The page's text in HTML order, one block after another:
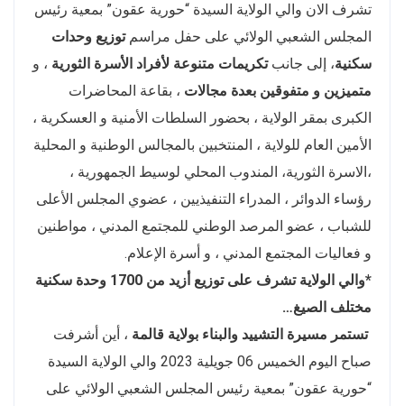
تشرف الان والي الولاية السيدة “حورية عقون” بمعية رئيس
المجلس الشعبي الولائي على حفل مراسمتوزيع وحدات
سكنية، إلى جانبتكريمات متنوعة لأفراد الأسرة الثورية ، و
متميزين و متفوقين بعدة مجالات ، بقاعة المحاضرات
الكبرى بمقر الولاية ، بحضور السلطات الأمنية و العسكرية ،
الأمين العام للولاية ، المنتخبين بالمجالس الوطنية و المحلية
،الاسرة الثورية، المندوب المحلي لوسيط الجمهورية ،
رؤساء الدوائر ، المدراء التنفيذيين ، عضوي المجلس الأعلى
للشباب ، عضو المرصد الوطني للمجتمع المدني ، مواطنين
و فعاليات المجتمع المدني ، و أسرة الإعلام.
*والي الولاية تشرف على توزيع أزيد من 1700 وحدة سكنية
مختلف الصيغ…
تستمر مسيرة التشييد والبناء بولاية قالمة ، أين أشرفت
صباح اليوم الخميس 06 جويلية 2023 والي الولاية السيدة
“حورية عقون” بمعية رئيس المجلس الشعبي الولائي على